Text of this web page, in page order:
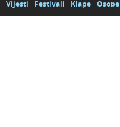
Vijesti Festivali Klape Osobe